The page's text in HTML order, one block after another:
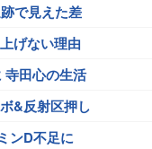
で見えた差
げない理由
田心の生活
&反射区押し
ンD不足に